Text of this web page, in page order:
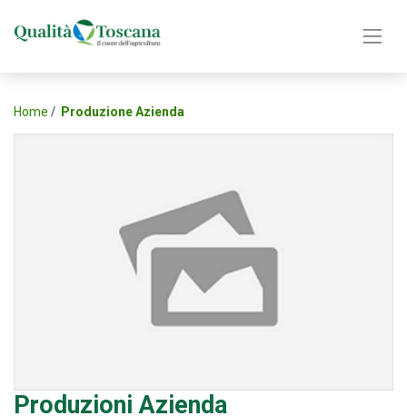
Home Produzione Azienda
Produzioni Azienda